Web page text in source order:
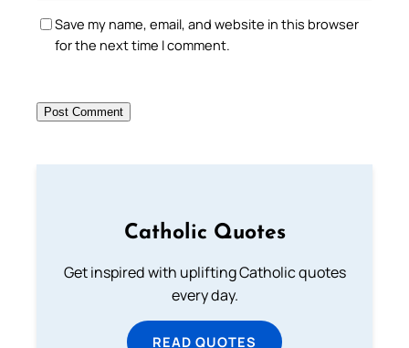
Save my name, email, and website in this browser
for the next time I comment.
Catholic Quotes
Get inspired with uplifting Catholic quotes
every day.
READ QUOTES